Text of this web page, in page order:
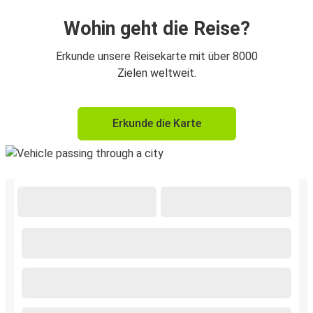
Wohin geht die Reise?
Erkunde unsere Reisekarte mit über 8000
Zielen weltweit.
Erkunde die Karte